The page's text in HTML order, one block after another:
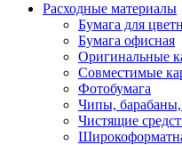
Расходные материалы
Бумага для
Бумага офисная
Оригинальные
Совместимые
Фотобумага
Чипы, барабаны,
Чистящие